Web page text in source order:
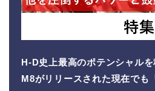
H-D史上最高のポテンシャルを
M8がリリースされた現在でも